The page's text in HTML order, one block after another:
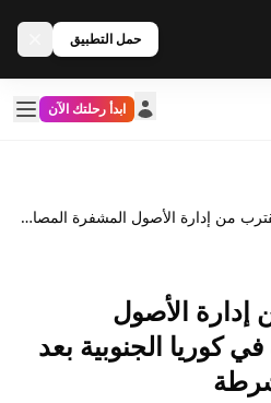
حمل التطبيق
ابدأ رحلتك الآن
«دونامو» تقترب من إدارة الأصول المشفرة المصادرة في كوريا الجنوبية بعد تصدرها مناقصة الشرطة
إدارة الأصول
كوريا الجنوبية بعد